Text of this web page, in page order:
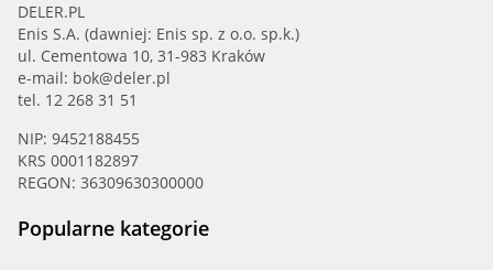
DELER.PL
Enis S.A. (dawniej: Enis sp. z o.o. sp.k.)
ul. Cementowa 10, 31-983 Kraków
e-mail: bok@deler.pl
tel. 12 268 31 51
NIP: 9452188455
KRS 0001182897
REGON: 36309630300000
Popularne kategorie